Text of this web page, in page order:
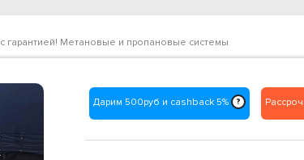
гарантией! Метановые и пропановые системы
Дарим 500руб и cashback 5% ?